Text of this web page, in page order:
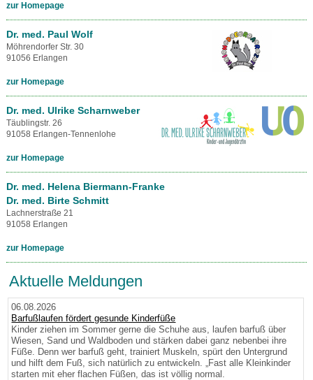
zur Homepage
Dr. med. Paul Wolf
Möhrendorfer Str. 30
91056 Erlangen
zur Homepage
Dr. med. Ulrike Scharnweber
Täublingstr. 26
91058 Erlangen-Tennenlohe
zur Homepage
Dr. med. Helena Biermann-Franke
Dr. med. Birte Schmitt
Lachnerstraße 21
91058 Erlangen
zur Homepage
Aktuelle Meldungen
06.08.2026
Barfußlaufen fördert gesunde Kinderfüße
Kinder ziehen im Sommer gerne die Schuhe aus, laufen barfuß über
Wiesen, Sand und Waldboden und stärken dabei ganz nebenbei ihre
Füße. Denn wer barfuß geht, trainiert Muskeln, spürt den Untergrund
und hilft dem Fuß, sich natürlich zu entwickeln. „Fast alle Kleinkinder
starten mit eher flachen Füßen, das ist völlig normal.